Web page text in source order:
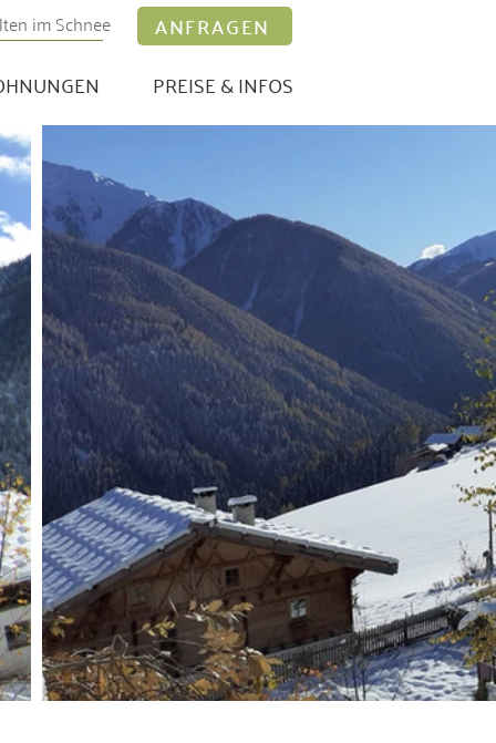
im Schnee ANFRAGEN
PREISE & INFOS